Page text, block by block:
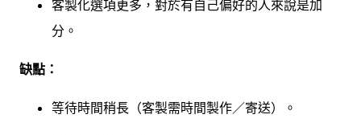
客製化選項更多，對於有自己偏好的人來說是加
分。
缺點：
等待時間稍長（客製需時間製作／寄送）。